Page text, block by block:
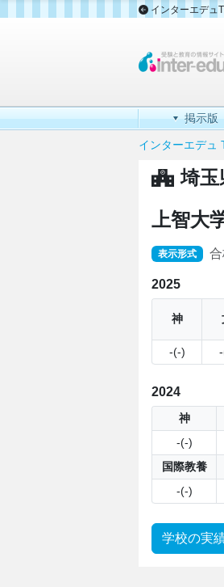
インターエデュ
掲示版
インターエデュ
埼玉
上智大
表示形式
2025
神
-(-)
2024
神
-(-)
国際教養
-(-)
学校の実